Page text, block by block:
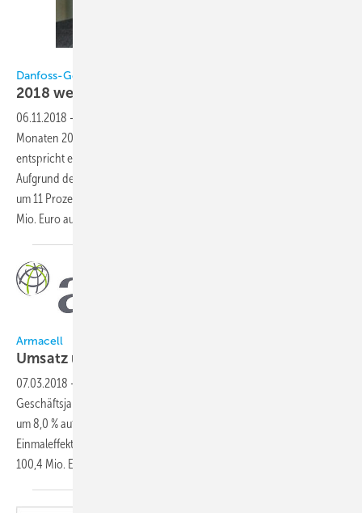
Danfoss-Geschäftszahlen
2018 weiterhin auf
06.11.2018 -
Monaten 2018 um 202 Mio. Euro auf 4,569 Mrd. Euro steigern. Dies
entspricht einem währungsbereinigten Wachstum von 8 Prozent.
Aufgrund des höheren Umsatzes stieg das operative Ergebnis (EBIT)
um 11 Prozent auf 549 Mio. Euro an, während der Bilanzgewinn um 48
Mio. Euro auf 374 Mio. Euro verbessert
Armacell
Umsatz und EBITDA auf
07.03.2018 -
Geschäftsjahr 2017 bekannt gegeben: 2017 konnte man den Umsatz
um 8,0 % auf 603,2 Mio. Euro steigern (2016: 558,6 Mio. Euro). Das um
Einmaleffekte bereinigte EBITDA wuchs auf 102,1 Mio. Euro (2016:
100,4 Mio. Euro).